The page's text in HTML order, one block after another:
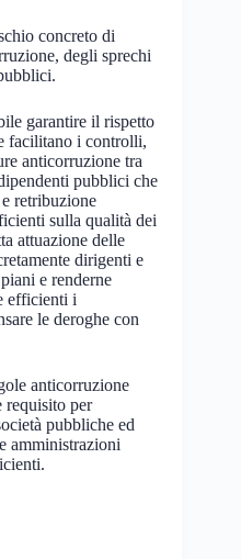
concreto di
degli sprechi
garantire il rispetto
facilitano i controlli,
anticorruzione tra
pubblici che
retribuzione
sulla qualità dei
attuazione delle
dirigenti e
e renderne
efficienti i
le deroghe con
anticorruzione
requisito per
pubbliche ed
amministrazioni